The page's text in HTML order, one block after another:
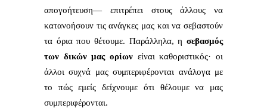
απογοήτευση— επιτρέπει στους άλλους να
κατανοήσουν τις ανάγκες μας και να σεβαστούν
τα όρια που θέτουμε. Παράλληλα, η σεβασμός
των δικών μας ορίων είναι καθοριστικός· οι
άλλοι συχνά μας συμπεριφέρονται ανάλογα με
το πώς εμείς δείχνουμε ότι θέλουμε να μας
συμπεριφέρονται.